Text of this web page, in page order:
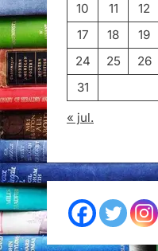
10
11 12
17
18 19
24
25 26
31
« jul.